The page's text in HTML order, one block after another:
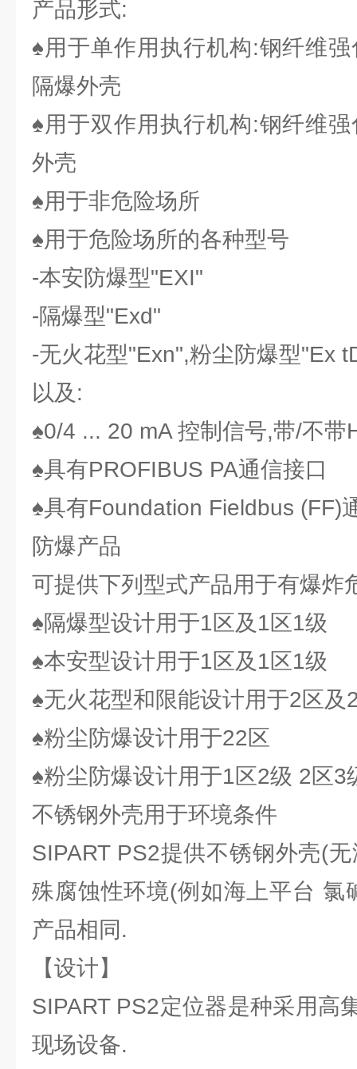
产品形式:
♠用于单作用执行机构:钢纤维
隔爆外壳
♠用于双作用执行机构:钢纤维
外壳
♠用于非危险场所
♠用于危险场所的各种型号
-本安防爆型"EXI"
-隔爆型"Exd"
-无火花型"Exn",粉尘防爆型"Ex
以及:
♠0/4 ... 20 mA 控制信号,带/不带
♠具有PROFIBUS PA通信接口
♠具有Foundation Fieldbus (FF)
防爆产品
可提供下列型式产品用于有爆炸
♠隔爆型设计用于1区及1区1级
♠本安型设计用于1区及1区1级
♠无火花型和限能设计用于2区及
♠粉尘防爆设计用于22区
♠粉尘防爆设计用于1区2级 2区3
不锈钢外壳用于环境条件
SIPART PS2提供不锈钢外壳(
殊腐蚀性环境(例如海上平台 氯
产品相同.
【设计】
SIPART PS2定位器是种采用高
现场设备.